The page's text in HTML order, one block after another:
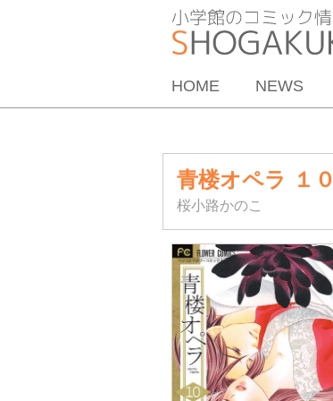
HOME NEWS
青楼オペラ １０
桜小路かのこ